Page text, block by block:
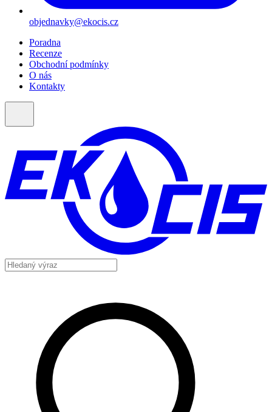
objednavky@ekocis.cz
Poradna
Recenze
Obchodní podmínky
O nás
Kontakty